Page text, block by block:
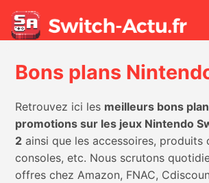
Actualités
Jeux
Bons plans
Retrouvez ici les meilleurs bons
promotions sur les jeux Nintendo
2ainsi que les accessoires, produits
consoles, etc. Nous scrutons
offres chez Amazon, FNAC,